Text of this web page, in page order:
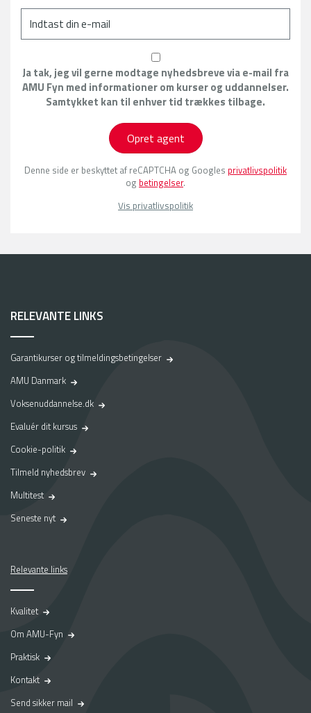
Ja tak, jeg vil gerne modtage nyhedsbreve via e-mail fra
AMU Fyn med informationer om kurser og uddannelser.
Samtykket kan til enhver tid trækkes tilbage.
Opret agent
Denne side er beskyttet af reCAPTCHA og Googles privatlivspolitik
og betingelser.
Vis privatlivspolitik
RELEVANTE LINKS
Garantikurser og tilmeldingsbetingelser
AMU Danmark
Voksenuddannelse.dk
Evaluér dit kursus
Cookie-politik
Tilmeld nyhedsbrev
Multitest
Seneste nyt
Relevante links
Kvalitet
Om AMU-Fyn
Praktisk
Kontakt
Send sikker mail